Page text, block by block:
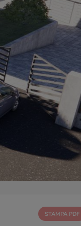
STAMPA PDF